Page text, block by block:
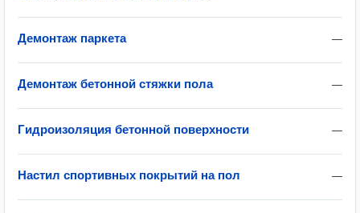
—
Демонтаж паркета
—
Демонтаж бетонной стяжки пола
—
Гидроизоляция бетонной поверхности
—
Настил спортивных покрытий на пол